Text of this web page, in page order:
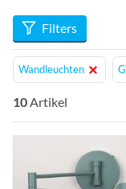
Filters
Wandleuchten
10Artikel
Info